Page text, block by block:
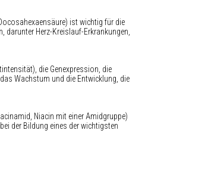
ist wichtig für die
darunter Herz-Kreislauf-Erkrankungen,
die Genexpression, die
Wachstum und die Entwicklung, die
Niacin mit einer Amidgruppe)
der Bildung eines der wichtigsten